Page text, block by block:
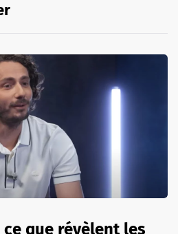
que révèlent les